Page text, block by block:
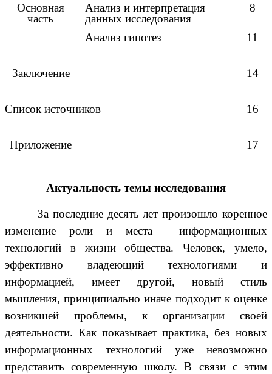
Основная
часть
Анализ и интерпретация
данных исследования
8
Анализ гипотез 11
Заключение 14
Список источников 16
Приложение 17
Актуальность темы исследования
За последние десять лет произошло коренное
изменение роли и места информационных
технологий в жизни общества. Человек, умело,
эффективно владеющий технологиями и
информацией, имеет другой, новый стиль
мышления, принципиально иначе подходит к оценке
возникшей проблемы, к организации своей
деятельности. Как показывает практика, без новых
информационных технологий уже невозможно
представить современную школу. В связи с этим